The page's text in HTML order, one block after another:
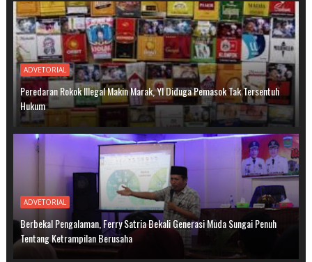
ADVETORIAL
Peredaran Rokok Illegal Makin Marak, YI Diduga Pemasok Tak Tersentuh
Hukum
ADVETORIAL
Berbekal Pengalaman, Ferry Satria Bekali Generasi Muda Sungai Penuh
Tentang Ketrampilan Berusaha